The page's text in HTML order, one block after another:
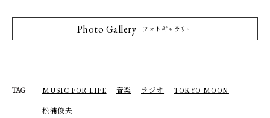
Photo Gallery フォトギャラリー
TAG MUSIC FOR LIFE 音楽 ラジオ TOKYO MOON
松浦俊夫